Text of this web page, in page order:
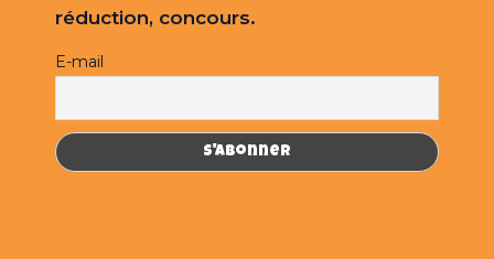
réduction, concours.
E-mail